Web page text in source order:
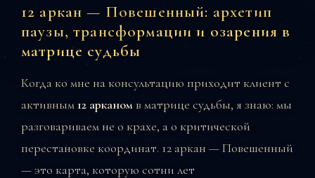
12 аркан — Повешенный: архетип
паузы, трансформации и озарения в
матрице судьбы
Когда ко мне на консультацию приходит клиент с
активным12 арканом в матрице судьбы, я знаю: мы
разговариваем не о крахе, а о критической
перестановке координат. 12 аркан — Повешенный
— это карта, которую сотни лет